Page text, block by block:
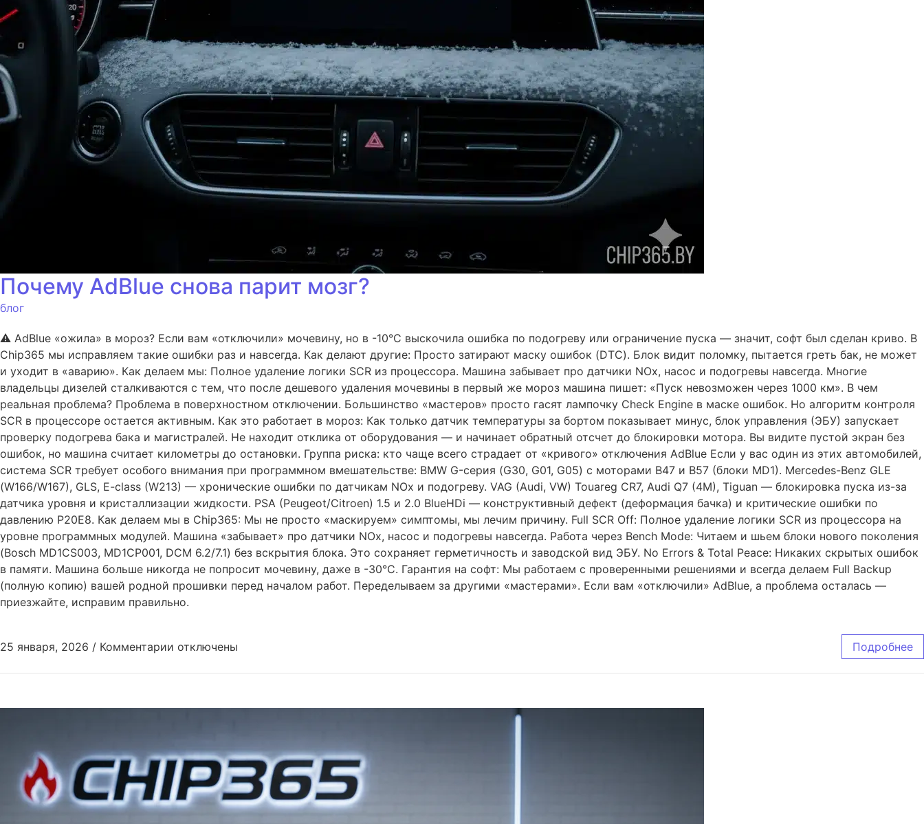
Почему AdBlue снова парит мозг?
блог
⚠️ AdBlue «ожила» в мороз? Если вам «отключили» мочевину, но в -10°C выскочила ошибка по подогреву или ограничение пуска — значит, софт был сделан криво. В
Chip365 мы исправляем такие ошибки раз и навсегда. Как делают другие: Просто затирают маску ошибок (DTC). Блок видит поломку, пытается греть бак, не может
и уходит в «аварию». Как делаем мы: Полное удаление логики SCR из процессора. Машина забывает про датчики NOx, насос и подогревы навсегда. Многие
владельцы дизелей сталкиваются с тем, что после дешевого удаления мочевины в первый же мороз машина пишет: «Пуск невозможен через 1000 км». В чем
реальная проблема? Проблема в поверхностном отключении. Большинство «мастеров» просто гасят лампочку Check Engine в маске ошибок. Но алгоритм контроля
SCR в процессоре остается активным. Как это работает в мороз: Как только датчик температуры за бортом показывает минус, блок управления (ЭБУ) запускает
проверку подогрева бака и магистралей. Не находит отклика от оборудования — и начинает обратный отсчет до блокировки мотора. Вы видите пустой экран без
ошибок, но машина считает километры до остановки. Группа риска: кто чаще всего страдает от «кривого» отключения AdBlue Если у вас один из этих автомобилей,
система SCR требует особого внимания при программном вмешательстве: BMW G-серия (G30, G01, G05) с моторами B47 и B57 (блоки MD1). Mercedes-Benz GLE
(W166/W167), GLS, E-class (W213) — хронические ошибки по датчикам NOx и подогреву. VAG (Audi, VW) Touareg CR7, Audi Q7 (4M), Tiguan — блокировка пуска из-за
датчика уровня и кристаллизации жидкости. PSA (Peugeot/Citroen) 1.5 и 2.0 BlueHDi — конструктивный дефект (деформация бачка) и критические ошибки по
давлению P20E8. Как делаем мы в Chip365: Мы не просто «маскируем» симптомы, мы лечим причину. Full SCR Off: Полное удаление логики SCR из процессора на
уровне программных модулей. Машина «забывает» про датчики NOx, насос и подогревы навсегда. Работа через Bench Mode: Читаем и шьем блоки нового поколения
(Bosch MD1CS003, MD1CP001, DCM 6.2/7.1) без вскрытия блока. Это сохраняет герметичность и заводской вид ЭБУ. No Errors & Total Peace: Никаких скрытых ошибок
в памяти. Машина больше никогда не попросит мочевину, даже в -30°C. Гарантия на софт: Мы работаем с проверенными решениями и всегда делаем Full Backup
(полную копию) вашей родной прошивки перед началом работ. Переделываем за другими «мастерами». Если вам «отключили» AdBlue, а проблема осталась —
приезжайте, исправим правильно.
25 января, 2026 / Комментарии отключены Подробнее